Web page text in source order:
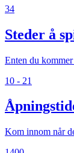
34
Steder å
Enten du
10 - 21
Kom innom når